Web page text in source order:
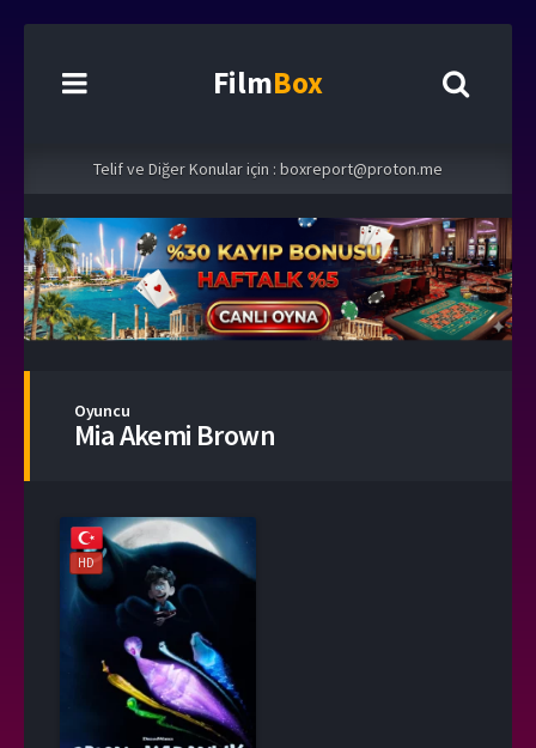
FilmBox
Telif ve Diğer Konular için : boxreport@proton.me
Oyuncu
Mia Akemi Brown
HD